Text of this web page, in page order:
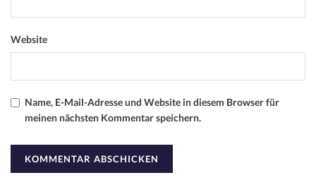
Website
Name, E-Mail-Adresse und Website in diesem Browser für
meinen nächsten Kommentar speichern.